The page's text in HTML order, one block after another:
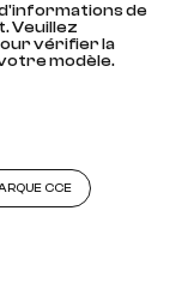
de
Veuillez
vérifier la
modèle.
CCE